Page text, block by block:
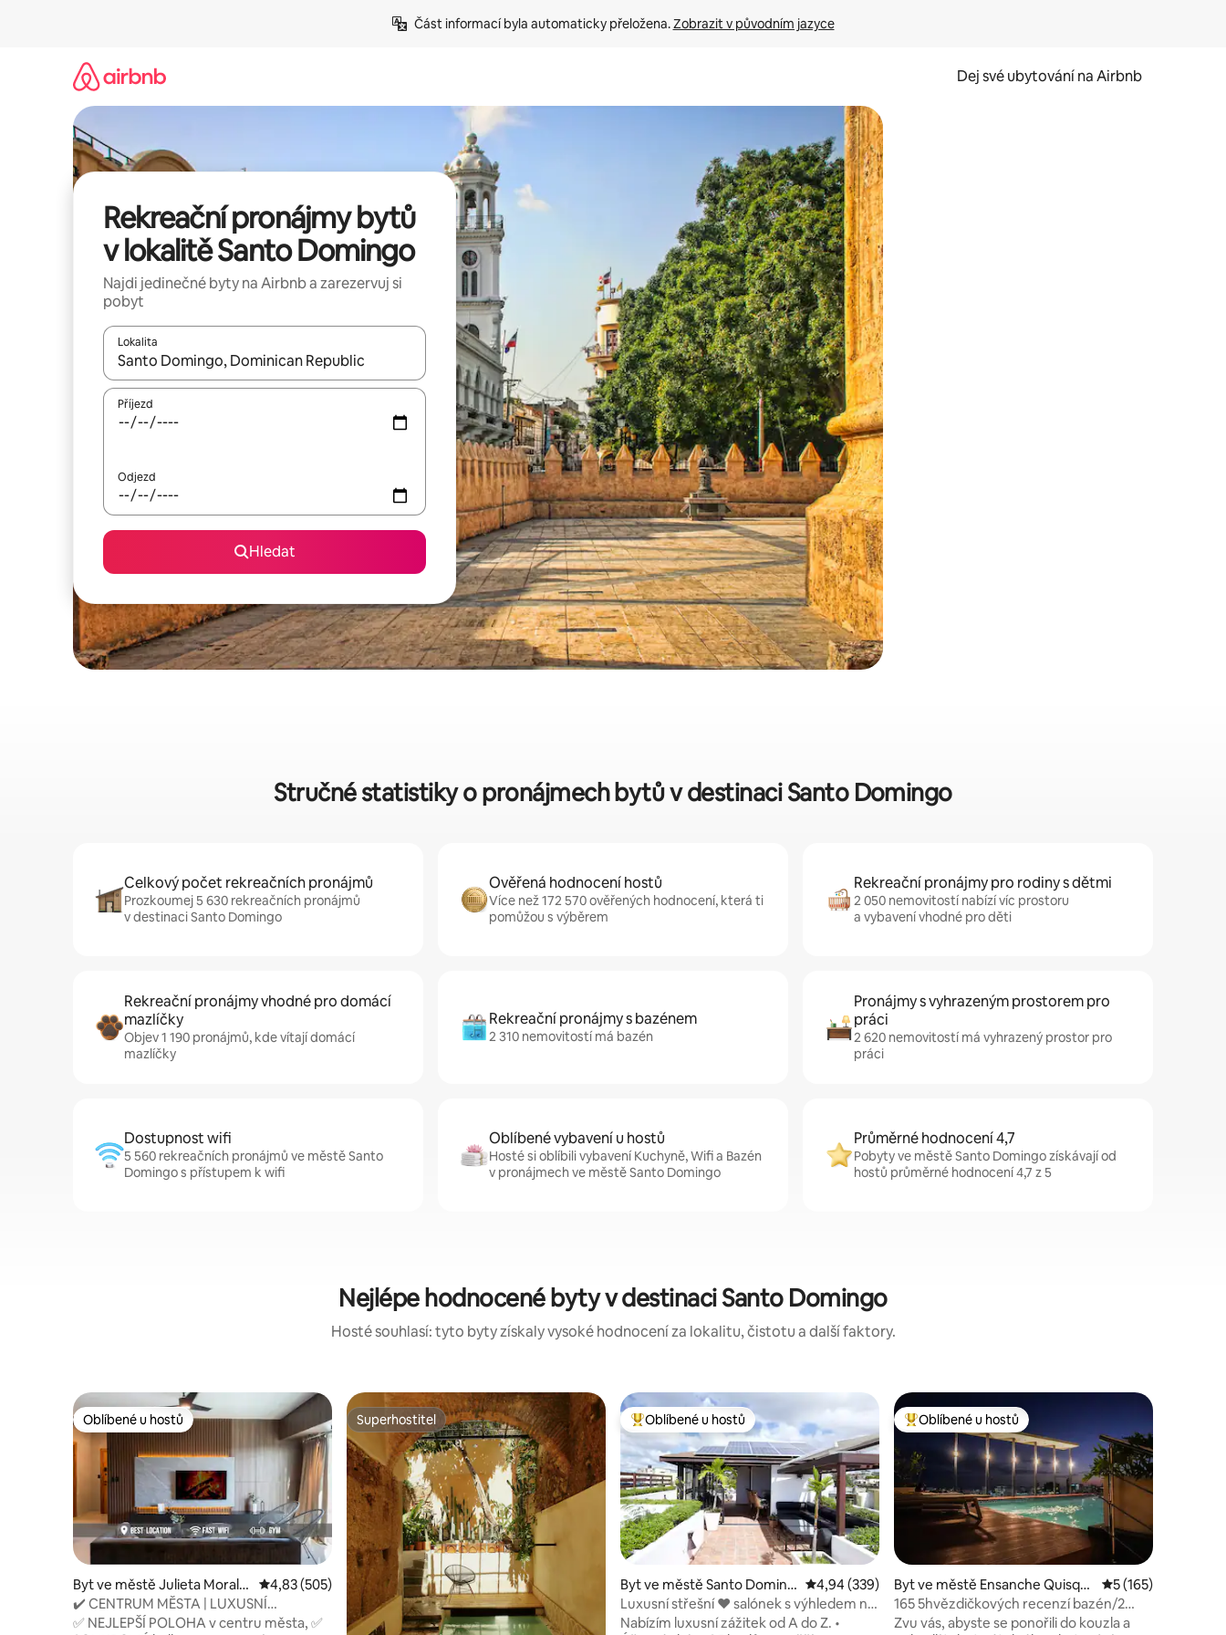
Část informací byla automaticky přeložena. Zobrazit v původním jazyce
Dej své ubytování na Airbnb
Rekreační pronájmy bytů
v lokalitě Santo Domingo
Najdi jedinečné byty na Airbnb a zarezervuj si
pobyt
Lokalita
Až budou výsledky k dispozici, můžeš si je procházet pomocí šipek nahoru a dolů, dotykem nebo přejetím prstem.
Příjezd
Odjezd
Hledat
Stručné statistiky o pronájmech bytů v destinaci Santo Domingo
Celkový počet rekreačních pronájmů
Prozkoumej 5 630 rekreačních pronájmů
v destinaci Santo Domingo
Ověřená hodnocení hostů
Více než 172 570 ověřených hodnocení, která ti
pomůžou s výběrem
Rekreační pronájmy pro rodiny s dětmi
2 050 nemovitostí nabízí víc prostoru
a vybavení vhodné pro děti
Rekreační pronájmy vhodné pro domácí
mazlíčky
Objev 1 190 pronájmů, kde vítají domácí
mazlíčky
Rekreační pronájmy s bazénem
2 310 nemovitostí má bazén
Pronájmy s vyhrazeným prostorem pro
práci
2 620 nemovitostí má vyhrazený prostor pro
práci
Dostupnost wifi
5 560 rekreačních pronájmů ve městě Santo
Domingo s přístupem k wifi
Oblíbené vybavení u hostů
Hosté si oblíbili vybavení Kuchyně, Wifi a Bazén
v pronájmech ve městě Santo Domingo
Průměrné hodnocení 4,7
Pobyty ve městě Santo Domingo získávají od
hostů průměrné hodnocení 4,7 z 5
Nejlépe hodnocené byty v destinaci Santo Domingo
Hosté souhlasí: tyto byty získaly vysoké hodnocení za lokalitu, čistotu a další faktory.
Oblíbené u hostů
Oblíbené u hostů
Byt ve městě Julieta Morale
s
Průměrné hodnocení 4,83 z 5, 505 hodnocení
4,83 (505)
✔️ CENTRUM MĚSTA | LUXUSNÍ
2POKOJOVÝ APARTMÁN | SKVĚLÝ
✅ NEJLEPŠÍ POLOHA v centru města, ✅
Superhostitel
Superhostitel Nejlepší v kategorii Oblíbené u hostů
Oblíbené u hostů
Byt ve městě Santo Doming
o
Průměrné hodnocení 4,94 z 5, 339 hodnocení
4,94 (339)
Luxusní střešní ♥ salónek s výhledem na
oceán ♥
Nabízím luxusní zážitek od A do Z. •
Nejlepší v kategorii Oblíbené u hostů
Oblíbené u hostů
Byt ve městě Ensanche Quisqu
eya
Průměrné
5 (165)
165 5hvězdičkových recenzí bazén/2
vířivky/posilovna
Zvu vás, abyste se ponořili do kouzla a